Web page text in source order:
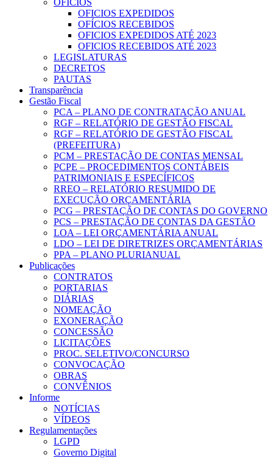
OFICIOS
OFICIOS EXPEDIDOS
OFÍCIOS RECEBIDOS
OFICIOS EXPEDIDOS ATÉ 2023
OFICIOS RECEBIDOS ATÉ 2023
LEGISLATURAS
DECRETOS
PAUTAS
Transparência
Gestão Fiscal
PCA – PLANO DE CONTRATAÇÃO ANUAL
RGF – RELATÓRIO DE GESTÃO FISCAL
RGF – RELATÓRIO DE GESTÃO FISCAL
(PREFEITURA)
PCM – PRESTAÇÃO DE CONTAS MENSAL
PCPE – PROCEDIMENTOS CONTÁBEIS
PATRIMONIAIS E ESPECÍFICOS
RREO – RELATÓRIO RESUMIDO DE
EXECUÇÃO ORÇAMENTÁRIA
PCG – PRESTAÇÃO DE CONTAS DO GOVERNO
PCS – PRESTAÇÃO DE CONTAS DA GESTÃO
LOA – LEI ORÇAMENTÁRIA ANUAL
LDO – LEI DE DIRETRIZES ORÇAMENTÁRIAS
PPA – PLANO PLURIANUAL
Publicações
CONTRATOS
PORTARIAS
DIÁRIAS
NOMEAÇÃO
EXONERAÇÃO
CONCESSÃO
LICITAÇÕES
PROC. SELETIVO/CONCURSO
CONVOCAÇÃO
OBRAS
CONVÊNIOS
Informe
NOTÍCIAS
VÍDEOS
Regulamentações
LGPD
Governo Digital